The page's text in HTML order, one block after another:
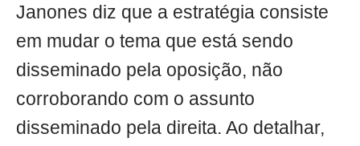
Janones diz que a estratégia consiste
em mudar o tema que está sendo
disseminado pela oposição, não
corroborando com o assunto
disseminado pela direita. Ao detalhar,